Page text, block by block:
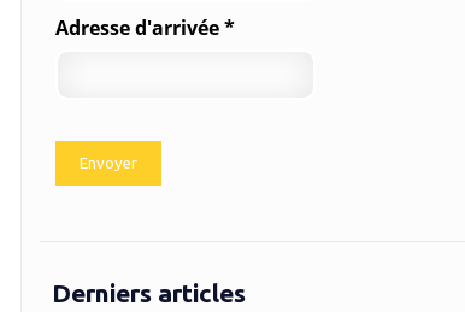
Adresse d'arrivée *
Derniers articles